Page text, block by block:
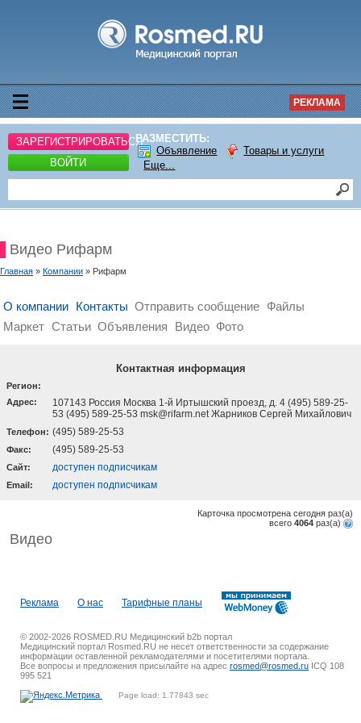
РЕКЛАМА
ЗАРЕГИСТРИРОВАТЬСЯ
ВОЙТИ
РАЗМЕСТИТЬ:
Объявление
Товары и услуги
Еще...
Видео Рифарм
Главная » Компании » Рифарм
О компании Контакты Отправить сообщение Файлы
Маркет Статьи Объявления Видео Фото
Контактная информация
Регион:
Адрес:
107143 Россия Москва 1-й Иртышский проезд, д. 4 (495) 589-25-
53 (495) 589-25-53 msk@rifarm.net Жарников Сергей Михайлович
Телефон: (495) 589-25-53
Факс: (495) 589-25-53
Cайт: доступен подписчикам
Email: доступен подписчикам
Карточка просмотрена сегодня раз(a)
всего 4064 раз(a)
Видео
Реклама О нас Тарифные планы
© 2002-2026 ROSMED.RU Медицинский b2b портал
Медицинский портал Rosmed.RU не несет ответственности за содержание
информации оставленной рекламодателями и посетителями портала.
Все вопросы и предложения присылайте на адрес rosmed@rosmed.ru ICQ 108
995 521
Page load: 1.77843 sec